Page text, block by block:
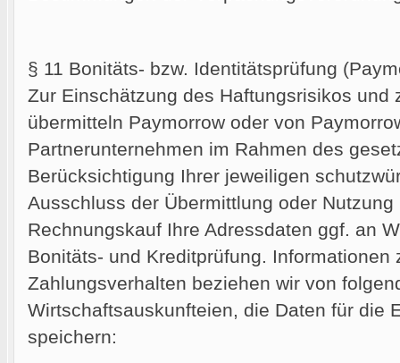
§ 11 Bonitäts- bzw. Identitätsprüfung
Zur Einschätzung des Haftungsrisikos und
übermitteln Paymorrow oder von
Partnerunternehmen im Rahmen des
Berücksichtigung Ihrer jeweiligen
Ausschluss der Übermittlung oder
Rechnungskauf Ihre Adressdaten ggf. an
Bonitäts- und Kreditprüfung. Informationen
Zahlungsverhalten beziehen wir von
Wirtschaftsauskunfteien, die Daten für die
speichern: